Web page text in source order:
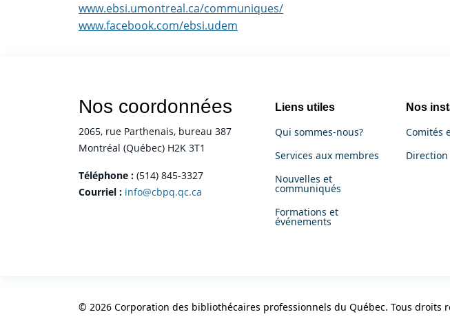
www.ebsi.umontreal.ca/communiques/
www.facebook.com/ebsi.udem
Nos coordonnées
2065, rue Parthenais, bureau 387
Montréal (Québec) H2K 3T1
Téléphone : (514) 845-3327
Courriel : info@cbpq.qc.ca
Liens utiles
Qui sommes-nous?
Services aux membres
Nouvelles et
communiqués
Formations et
événements
Nos
Comités
© 2026 Corporation des bibliothécaires professionnels du Québec. Tous droits